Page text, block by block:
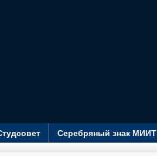
Серебряный знак МИИТ